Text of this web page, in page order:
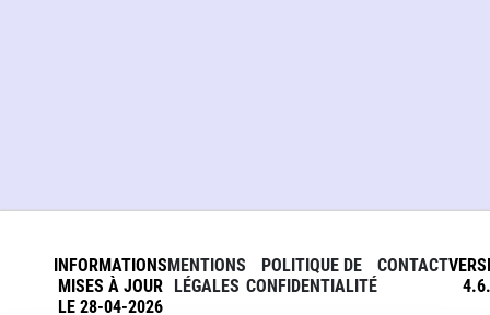
INFORMATIONS
MISES À JOUR
LE 28-04-2026
MENTIONS
LÉGALES
POLITIQUE DE
CONFIDENTIALITÉ
CONTACT